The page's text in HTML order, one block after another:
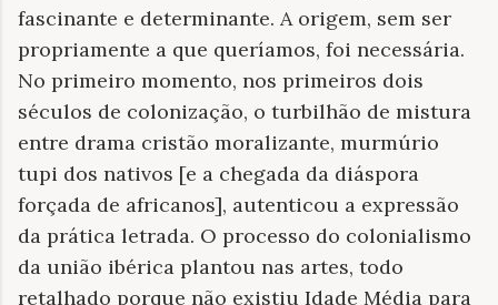
fascinante e determinante. A origem, sem ser
propriamente a que queríamos, foi necessária.
No primeiro momento, nos primeiros dois
séculos de colonização, o turbilhão de mistura
entre drama cristão moralizante, murmúrio
tupi dos nativos [e a chegada da diáspora
forçada de africanos], autenticou a expressão
da prática letrada. O processo do colonialismo
da união ibérica plantou nas artes, todo
retalhado porque não existiu Idade Média para